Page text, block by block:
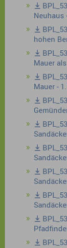
Neuhaus
hohen
Mauer
Mauer -